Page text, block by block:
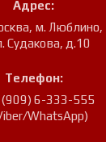
Адрес:
м. Люблино,
Судакова, д.10
Телефон:
(909) 6-333-555
WhatsApp)